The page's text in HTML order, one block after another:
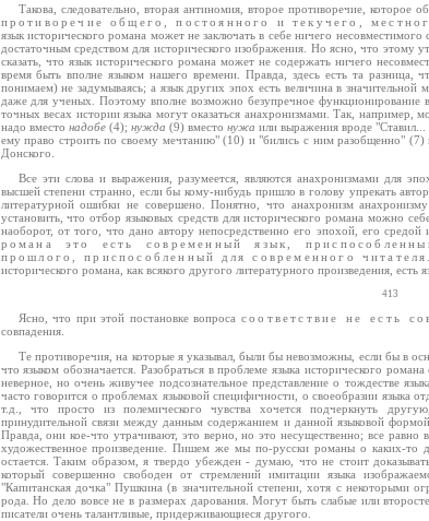
Такова, следовательно, вторая антиномия, второе противоречие, которое
противоречие общего, постоянного и текучего,
язык исторического романа может не заключать в себе ничего
достаточным средством для исторического изображения. Но ясно, что
сказать, что язык исторического романа может не содержать ничего
время быть вполне языком нашего времени. Правда, здесь есть та
понимаем) не задумываясь; а язык других эпох есть величина в значительной
даже для ученых. Поэтому вполне возможно безупречное функционирование
точных весах истории языка могут оказаться анахронизмами. Так, например,
надо вместо надобе(4); нужда (9) вместо нужа или выражения вроде "Ставил...
ему право строить по своему мечтанию" (10) и "бились с ним разобщенно"
Донского.
Все эти слова и выражения, разумеется, являются анахронизмами для
высшей степени странно, если бы кому-нибудь пришло в голову упрекать
литературной ошибки не совершено. Понятно, что анахронизм
установить, что отбор языковых средств для исторического романа можно
наоборот, от того, что дано автору непосредственно его эпохой, его
романа это есть современный язык,
прошлого, приспособленный для современного читателя
исторического романа, как всякого другого литературного произведения, есть
413
Ясно, что при этой постановке вопроса соответствие не есть
совпадения.
Те противоречия, на которые я указывал, были бы невозможны, если бы в
что языком обозначается. Разобраться в проблеме языка исторического
неверное, но очень живучее подсознательное представление о тождестве
часто говорится о проблемах языковой специфичности, о своеобразии языка
т.д., что просто из полемического чувства хочется подчеркнуть
принудительной связи между данным содержанием и данной языковой
Правда, они кое-что утрачивают, это верно, но это несущественно; все равно
художественное произведение. Пишем же мы по-русски романы о каких-то
остается. Таким образом, я твердо убежден - думаю, что не стоит
который совершенно свободен от стремлений имитации языка
"Капитанская дочка" Пушкина (в значительной степени, хотя с некоторыми
рода. Но дело вовсе не в размерах дарования. Могут быть слабые или
писатели очень талантливые, придерживающиеся другого.